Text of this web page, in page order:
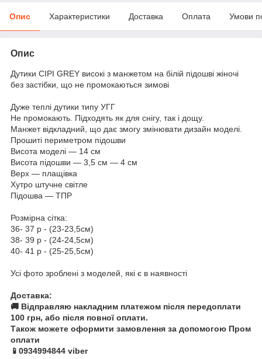
Опис Характеристики Доставка Оплата Умови
Опис
Дутики СІРІ GREY високі з манжетом на білій підошві жіночі
без застібки, що не промокаються зимові
Дуже теплі дутики типу УГГ
Не промокають. Підходять як для снігу, так і дощу.
Манжет відкладний, що дає змогу змінювати дизайн моделі.
Прошиті периметром підошви
Висота моделі — 14 см
Висота підошви — 3,5 см — 4 см
Верх — плащівка
Хутро штучне світле
Підошва — ТПР
Розмірна сітка:
36- 37 р - (23-23,5см)
38- 39 р - (24-24,5см)
40- 41 р - (25-25,5см)
Усі фото зроблені з моделей, які є в наявності
Доставка:
🚚 Відправляю накладним платежом після передоплати
100 грн, або після повної оплати.
Також можете оформити замовлення за допомогою Пром
оплати
📱0934994844 viber